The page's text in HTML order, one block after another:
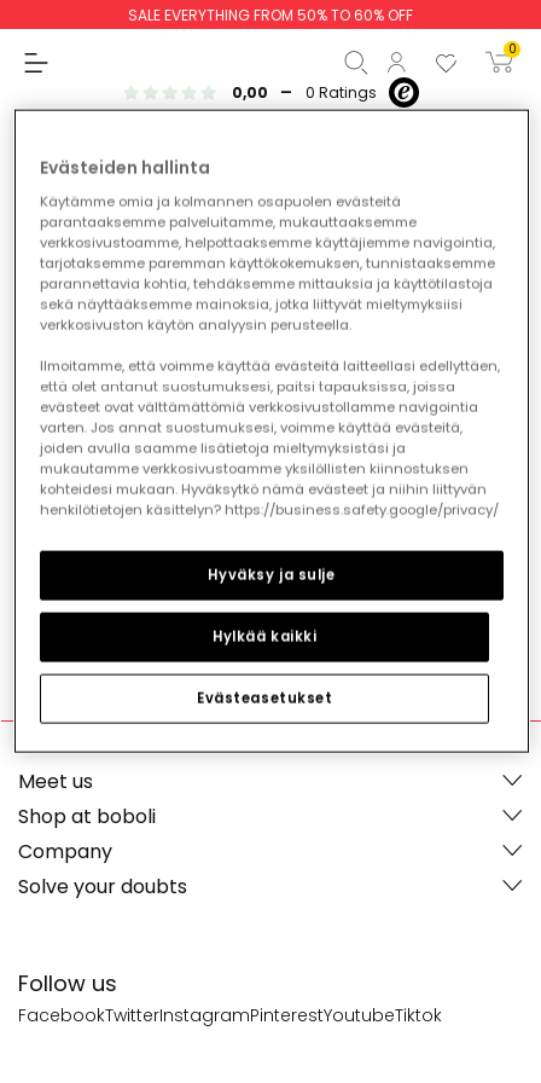
SALE EVERYTHING FROM 50% TO 60% OFF
0
Subtotal €0.00
Total €0.00
Continue Start order
Baby boy Baby girl
Girl
Boy
Baby Boy Baby Girl
0,00 - 0 Ratings
Join the Boboli Club!
Enjoy exclusive discounts, irresistible surprises, and
benefits only available to our members. Are you in?
I'm in
Follow us
FacebookTwitterInstagramPinterestYoutubeTiktok
Meet us
Shop at boboli
Company
Solve your doubts
Evästeiden hallinta
Käytämme omia ja kolmannen osapuolen evästeitä
parantaaksemme palveluitamme, mukauttaaksemme
verkkosivustoamme, helpottaaksemme käyttäjiemme navigointia,
tarjotaksemme paremman käyttökokemuksen, tunnistaaksemme
parannettavia kohtia, tehdäksemme mittauksia ja käyttötilastoja
sekä näyttääksemme mainoksia, jotka liittyvät mieltymyksiisi
verkkosivuston käytön analyysin perusteella.
Ilmoitamme, että voimme käyttää evästeitä laitteellasi edellyttäen,
että olet antanut suostumuksesi, paitsi tapauksissa, joissa
evästeet ovat välttämättömiä verkkosivustollamme navigointia
varten. Jos annat suostumuksesi, voimme käyttää evästeitä,
joiden avulla saamme lisätietoja mieltymyksistäsi ja
mukautamme verkkosivustoamme yksilöllisten kiinnostuksen
kohteidesi mukaan. Hyväksytkö nämä evästeet ja niihin liittyvän
henkilötietojen käsittelyn? https://business.safety.google/privacy/
Evästeasetukset
Hylkää kaikki
Hyväksy ja sulje